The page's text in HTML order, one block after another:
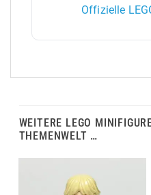
Offizielle
WEITERE LEGO
THEMENWELT …